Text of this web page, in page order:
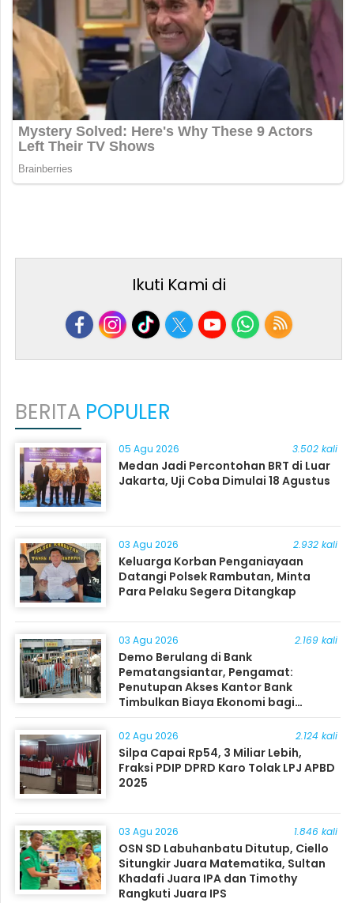
Ikuti Kami di
BERITA POPULER
05 Agu 2026 3.502 kali
Medan Jadi Percontohan BRT di Luar
Jakarta, Uji Coba Dimulai 18 Agustus
03 Agu 2026 2.932 kali
Keluarga Korban Penganiayaan
Datangi Polsek Rambutan, Minta
Para Pelaku Segera Ditangkap
03 Agu 2026 2.169 kali
Demo Berulang di Bank
Pematangsiantar, Pengamat:
Penutupan Akses Kantor Bank
Timbulkan Biaya Ekonomi bagi
Masyarakat
02 Agu 2026 2.124 kali
Silpa Capai Rp54, 3 Miliar Lebih,
Fraksi PDIP DPRD Karo Tolak LPJ APBD
2025
03 Agu 2026 1.846 kali
OSN SD Labuhanbatu Ditutup, Ciello
Situngkir Juara Matematika, Sultan
Khadafi Juara IPA dan Timothy
Rangkuti Juara IPS